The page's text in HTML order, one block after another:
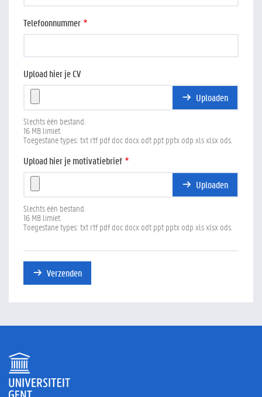
Telefoonnummer
Upload hier je CV
Uploaden
Slechts één bestand.
16 MB limiet.
Toegestane types: txt rtf pdf doc docx odt ppt pptx odp xls xlsx ods.
Upload hier je motivatiebrief
Uploaden
Slechts één bestand.
16 MB limiet.
Toegestane types: txt rtf pdf doc docx odt ppt pptx odp xls xlsx ods.
Verzenden